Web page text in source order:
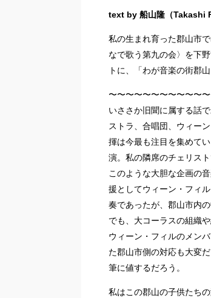
text by 船山隆（Takashi
私の生まれ育った郡山市
なで歌う第九の会〉を下
トに、「わが音楽の街郡
〜〜〜〜〜〜〜〜〜〜〜
いささか旧聞に属する話
ストラ、合唱団、ウィー
揮は今最も注目を集めて
演。私の隣席のチェリス
このような大胆な企画の
援としてウィーン・フィ
奏であったが、郡山市内
でも、大コーラスの組織
ウィーン・フィルのメン
た郡山市側の対応も大変
筆に値するだろう。
私はこの郡山の子供たち